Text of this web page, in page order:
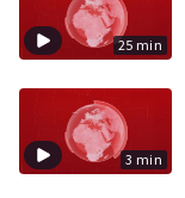
25 min
3 min